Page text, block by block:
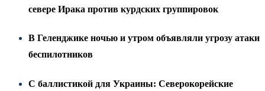
севере Ирака против курдских группировок
В Геленджике ночью и утром объявляли угрозу атаки
беспилотников
С баллистикой для Украины: Северокорейские